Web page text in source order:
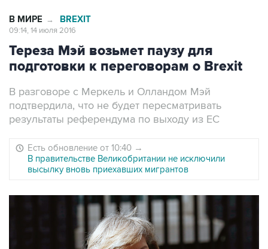
В МИРЕ → BREXIT
09:14, 14 июля 2016
Тереза Мэй возьмет паузу для
подготовки к переговорам о Brexit
В разговоре с Меркель и Олландом Мэй
подтвердила, что не будет пересматривать
результаты референдума по выходу из ЕС
Есть обновление от 10:40 →
В правительстве Великобритании не исключили
высылку вновь приехавших мигрантов